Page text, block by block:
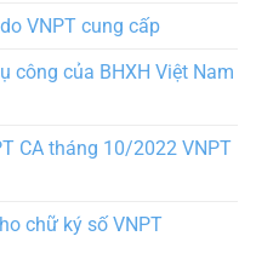
VNPT cung cấp
công của BHXH Việt Nam
CA tháng 10/2022 VNPT
chữ ký số VNPT